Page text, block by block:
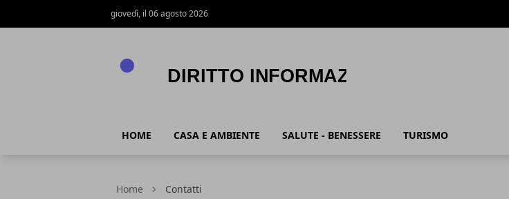
giovedì, il 06 agosto 2026
HOME CASA E AMBIENTE SALUTE - BENESSERE TURISMO
Home Contatti